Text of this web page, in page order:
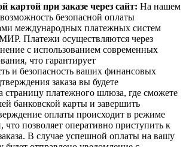
картой при заказе через сайт: На нашем
безопасной оплаты
международных платежных систем
Платежи осуществляются через
с использованием современных
что гарантирует
и безопасность ваших финансовых
заказа вы будете
страницу платежного шлюза, где сможете
банковской карты и завершить
оплаты происходит в режиме
что позволяет оперативно приступить к
В случае успешной оплаты на вашу